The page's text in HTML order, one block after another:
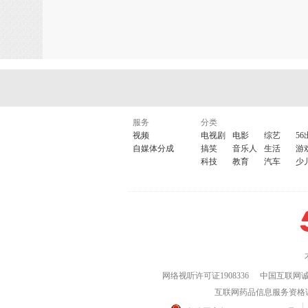
服务
视频
自媒体分成
分类
电视剧
电影 综艺 56
搞笑
音乐人 生活 游
科技
教育 汽车 少
网络视听许可证1908336
中国互联网
互联网药品信息服务资格